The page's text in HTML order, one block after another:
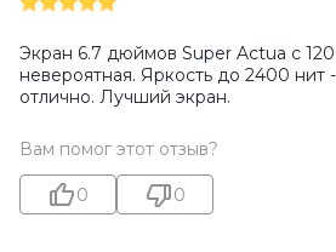
Экран 6.7 дюймов Super Actua с 120
невероятная. Яркость до 2400 нит
отлично. Лучший экран.
Вам помог этот отзыв?
0 0